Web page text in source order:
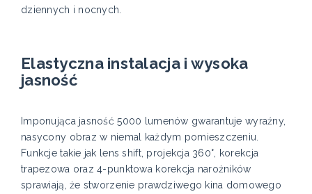
dziennych i nocnych.
Elastyczna instalacja i wysoka
jasność
Imponująca jasność 5000 lumenów gwarantuje wyraźny,
nasycony obraz w niemal każdym pomieszczeniu.
Funkcje takie jak lens shift, projekcja 360°, korekcja
trapezowa oraz 4-punktowa korekcja narożników
sprawiają, że stworzenie prawdziwego kina domowego